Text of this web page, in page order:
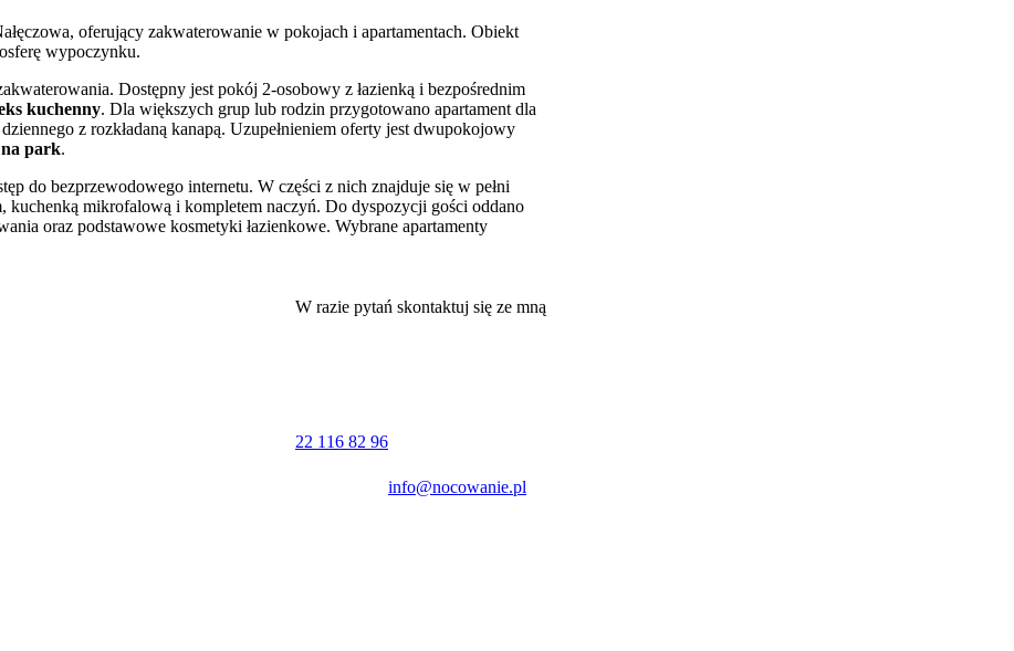
oferujący zakwaterowanie w pokojach i apartamentach. Obiekt
wypoczynku.
Dostępny jest pokój 2-osobowy z łazienką i bezpośrednim
kuchenny. Dla większych grup lub rodzin przygotowano apartament dla
z rozkładaną kanapą. Uzupełnieniem oferty jest dwupokojowy
park.
do bezprzewodowego internetu. W części z nich znajduje się w pełni
mikrofalową i kompletem naczyń. Do dyspozycji gości oddano
oraz podstawowe kosmetyki łazienkowe. Wybrane apartamenty
takie jak przenośne łóżeczka, wanienki, krzesełka do karmienia
dostęp do głównych atrakcji Nałęczowa. W bliskim sąsiedztwie
Bolesława Prusa. Okolica obfituje w liczne trasy spacerowe, w tym Szlak
W razie pytań skontaktuj się ze mną
22 116 82 96
info@nocowanie.pl